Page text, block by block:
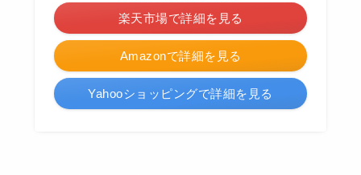
Amazonで詳細を見る
楽天市場で詳細を見る
Yahooショッピングで詳細を見る